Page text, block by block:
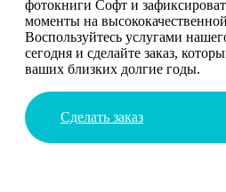
фотокниги Софт и
моменты на
Воспользуйтесь услугами
сегодня и сделайте заказ,
ваших близких долгие годы.
Сделать заказ